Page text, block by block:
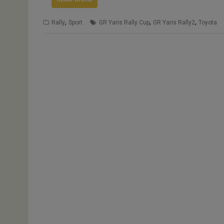
Rally, Sport GR Yaris Rally Cup, GR Yaris Rally2, Toyota